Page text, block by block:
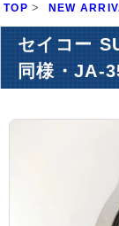
サポート
新着リスト
TOP > NEW
セイコー
同様・JA-